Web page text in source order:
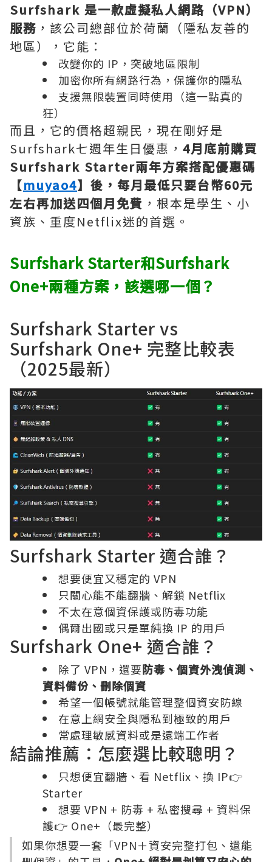
Surfshark 是一款虛擬私人網路（VPN）
服務 ，該公司總部位於荷蘭（隱私友善的
地區），它能：
改變你的 IP，突破地區限制
加密你所有網路行為，保護你的隱私
支援無限裝置同時使用（這一點真的
狂）
而且，它的價格超親民，現在剛好是
Surfshark七週年生日優惠， 4月底前購買
Surfshark Starter兩年方案搭配優惠碼
【muyao4】後，每月最低只要台幣60元
左右再加送四個月免費 ，根本是學生、小
資族、重度Netflix迷的首選。
Surfshark Starter和Surfshark
One+兩種方案，該選哪一個？
Surfshark Starter vs
Surfshark One+ 完整比較表
（2025最新）
Surfshark Starter 適合誰？
想要便宜又穩定的 VPN
只關心能不能翻牆、解鎖 Netflix
不太在意個資保護或防毒功能
偶爾出國或只是單純換 IP 的用戶
Surfshark One+ 適合誰？
除了 VPN，還要防毒、個資外洩偵測、
資料備份、刪除個資
希望一個帳號就能管理整個資安防線
在意上網安全與隱私到極致的用戶
常處理敏感資料或是遠端工作者
結論推薦：怎麼選比較聰明？
只想便宜翻牆、看 Netflix、換 IP👉
Starter
想要 VPN + 防毒 + 私密搜尋 + 資料保
護👉 One+（最完整）
如果你想要一套「VPN＋資安完整打包、還能